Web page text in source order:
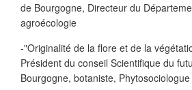
de Bourgogne, Directeur du
agroécologie
-"Originalité de la flore et de la
Président du conseil Scientifique du
Bourgogne, botaniste,